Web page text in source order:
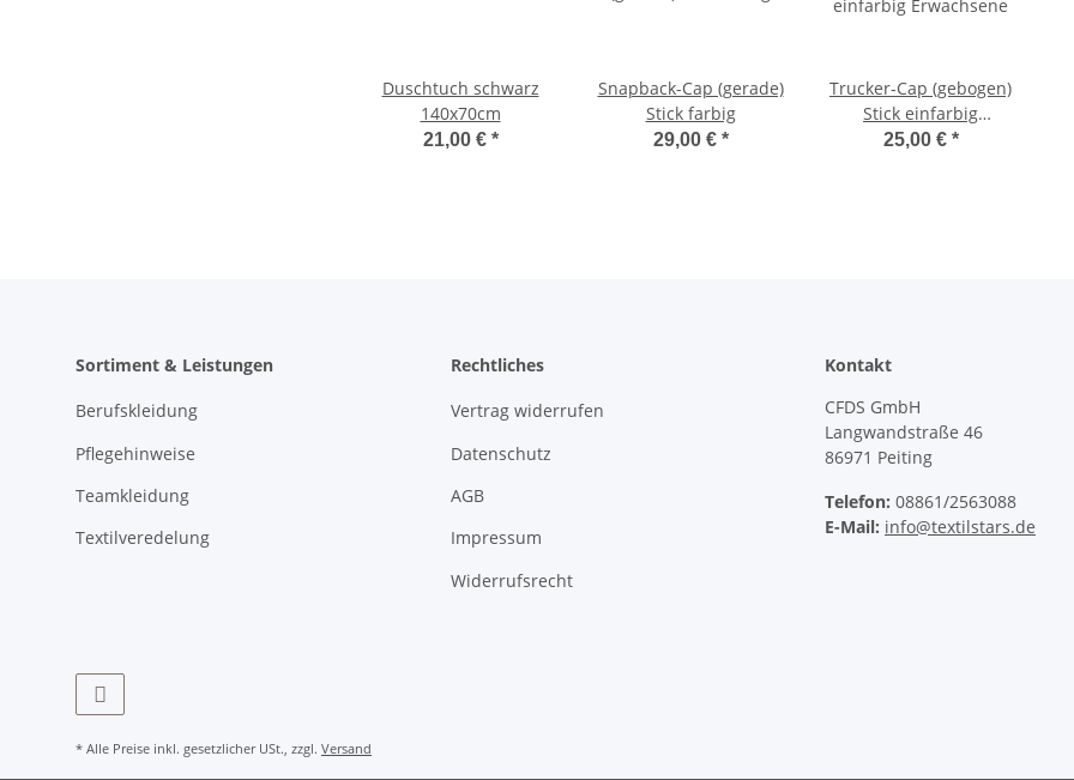
Duschtuch schwarz
140x70cm
21,00 € *
Snapback-Cap (gerade)
Stick farbig
29,00 € *
Trucker-Cap (gebogen)
Stick einfarbig
Erwachsene
25,00 € *
Sortiment & Leistungen
Berufskleidung
Pflegehinweise
Teamkleidung
Textilveredelung
Rechtliches
Vertrag widerrufen
Datenschutz
AGB
Impressum
Widerrufsrecht
Kontakt
CFDS GmbH
Langwandstraße 46
86971 Peiting
Telefon: 08861/2563088
E-Mail: info@textilstars.de
* Alle Preise inkl. gesetzlicher USt., zzgl. Versand